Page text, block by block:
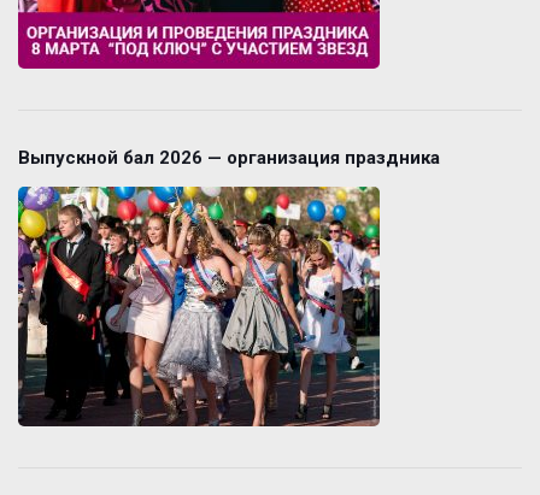
Выпускной бал 2026 — организация праздника